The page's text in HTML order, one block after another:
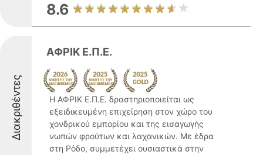
8.6
Διακριθέντες
ΑΦΡΙΚ Ε.Π.Ε.
Η ΑΦΡΙΚ Ε.Π.Ε. δραστηριοποιείται ως
εξειδικευμένη επιχείρηση στον χώρο του
χονδρικού εμπορίου και της εισαγωγής
νωπών φρούτων και λαχανικών. Με έδρα
στη Ρόδο, συμμετέχει ουσιαστικά στην